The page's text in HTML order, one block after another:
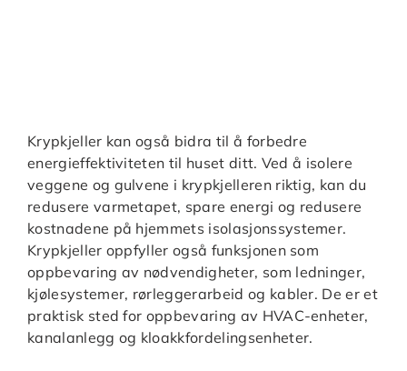
Krypkjeller kan også bidra til å forbedre
energieffektiviteten til huset ditt. Ved å isolere
veggene og gulvene i krypkjelleren riktig, kan du
redusere varmetapet, spare energi og redusere
kostnadene på hjemmets isolasjonssystemer.
Krypkjeller oppfyller også funksjonen som
oppbevaring av nødvendigheter, som ledninger,
kjølesystemer, rørleggerarbeid og kabler. De er et
praktisk sted for oppbevaring av HVAC-enheter,
kanalanlegg og kloakkfordelingsenheter.